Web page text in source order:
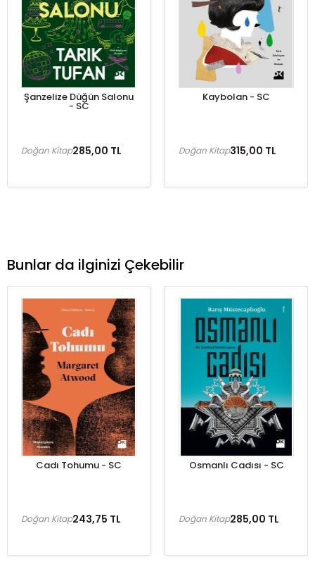
Şanzelize Düğün Salonu
- SC
285,00 TL
Doğan Kitap
Kaybolan - SC
315,00 TL
Doğan Kitap
Bunlar da ilginizi Çekebilir
Cadı Tohumu - SC
243,75 TL
Doğan Kitap
Osmanlı Cadısı - SC
285,00 TL
Doğan Kitap